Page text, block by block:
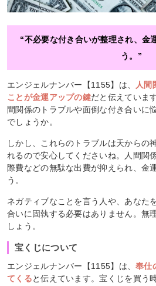
“不必要な付き合いが整理され、金
う。”
エンジェルナンバー【1155】は、
人間
ことが金運アップの鍵だと伝えていま
間関係のトラブルや面倒な付き合いに
でしょうか。
しかし、これらのトラブルは天からの
れるので安心してくださいね。人間関
際費などの無駄な出費が抑えられ、金
う。
ネガティブなことを言う人や、あなた
合いに固執する必要はありません。無
しょう。
宝くじについて
エンジェルナンバー【1155】は、奉仕
てくると伝えています。宝くじを買う